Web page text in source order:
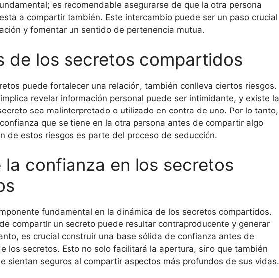
es recomendable asegurarse de que la otra persona
a compartir también. Este intercambio puede ser un paso crucial
y fomentar un sentido de pertenencia mutua.
de los secretos compartidos
puede fortalecer una relación, también conlleva ciertos riesgos.
revelar información personal puede ser intimidante, y existe la
sea malinterpretado o utilizado en contra de uno. Por lo tanto,
que se tiene en la otra persona antes de compartir algo
de estos riesgos es parte del proceso de seducción.
la confianza en los secretos
fundamental en la dinámica de los secretos compartidos.
compartir un secreto puede resultar contraproducente y generar
es crucial construir una base sólida de confianza antes de
los secretos. Esto no solo facilitará la apertura, sino que también
sientan seguros al compartir aspectos más profundos de sus vidas.